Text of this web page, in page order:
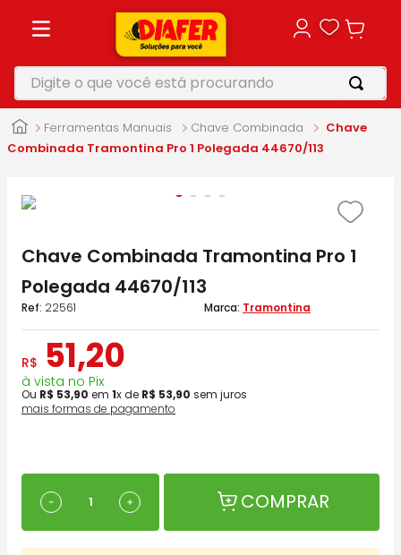
Digite o que você está procurando
Ferramentas Manuais Chave Combinada
Chave
Combinada Tramontina Pro 1 Polegada 44670/113
Chave Combinada Tramontina Pro 1
Polegada 44670/113
: 22561 Tramontina
R$ 51,20
à vista no Pix
Ou R$ 53,90 em 1x de R$ 53,90 sem juros
mais formas de pagamento
＋
－ COMPRAR
1º
motosserra